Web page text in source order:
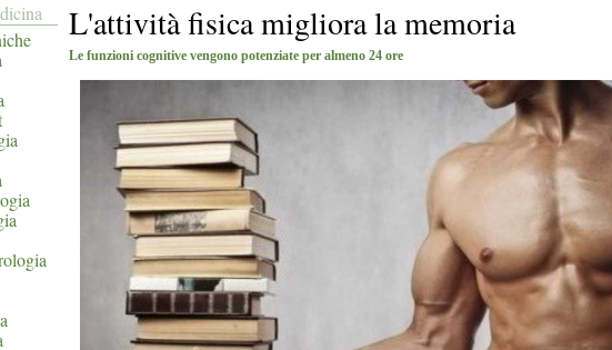
L'attività fisica migliora la memoria
Le funzioni cognitive vengono potenziate per almeno 24 ore